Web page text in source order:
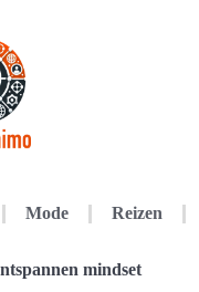
Mode Reizen
mindset